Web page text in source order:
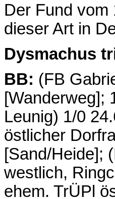
Der Fund vom
dieser Art in
Dysmachus
BB: (FB
[Wanderweg];
Leunig) 1/0
östlicher
[Sand/Heide];
westlich,
ehem. TrÜPl